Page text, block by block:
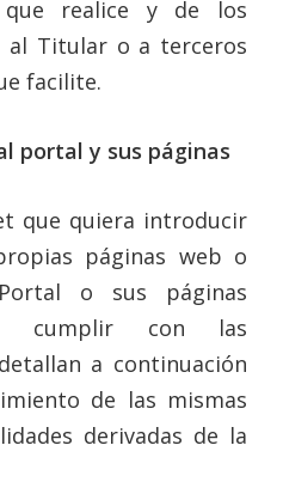
realice y de los
al Titular o a terceros
facilite.
portal y sus páginas
que quiera introducir
páginas web o
o sus páginas
cumplir con las
a continuación
de las mismas
derivadas de la